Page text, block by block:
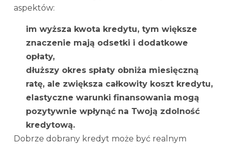
aspektów:
im wyższa kwota kredytu, tym większe
znaczenie mają odsetki i dodatkowe
opłaty,
dłuższy okres spłaty obniża miesięczną
ratę, ale zwiększa całkowity koszt kredytu,
elastyczne warunki finansowania mogą
pozytywnie wpłynąć na Twoją zdolność
kredytową.
Dobrze dobrany kredyt może być realnym